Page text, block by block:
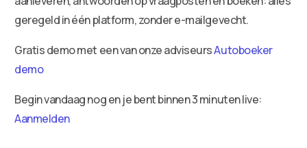
geregeld in één platform, zonder e-mailgevecht.
Gratis demo met een van onze adviseursAutoboeker
demo
Begin vandaag nog en je bent binnen 3 minuten live:
Aanmelden